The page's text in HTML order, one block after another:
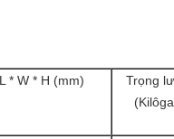
L * W * H (mm)
Trọng